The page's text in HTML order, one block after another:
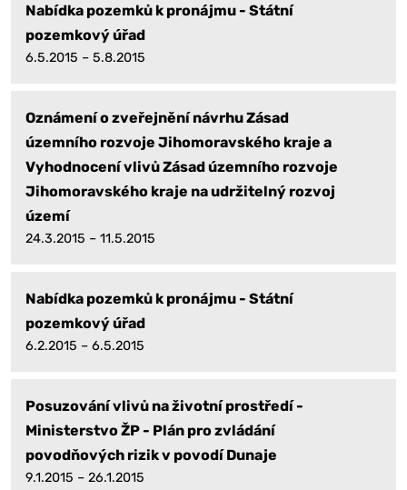
Nabídka pozemků k pronájmu - Státní
pozemkový úřad
6.5.2015 – 5.8.2015
Oznámení o zveřejnění návrhu Zásad
územního rozvoje Jihomoravského kraje a
Vyhodnocení vlivů Zásad územního rozvoje
Jihomoravského kraje na udržitelný rozvoj
území
24.3.2015 – 11.5.2015
Nabídka pozemků k pronájmu - Státní
pozemkový úřad
6.2.2015 – 6.5.2015
Posuzování vlivů na životní prostředí -
Ministerstvo ŽP - Plán pro zvládání
povodňových rizik v povodí Dunaje
9.1.2015 – 26.1.2015